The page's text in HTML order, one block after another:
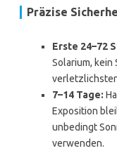
Präzise
Erste 24–72
Solarium, kein
7–14 Tage:
Exposition
unbedingt
verwenden.